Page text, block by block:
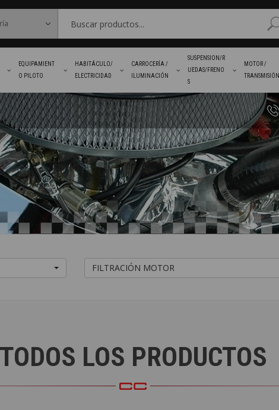
EQUIPAMIENT
O PILOTO
HABITÁCULO/
ELECTRICIDAD
CARROCERÍA /
ILUMINACIÓN
SUSPENSION/R
UEDAS/FRENO
S
MOTOR /
TRANSMISIÓN
FILTRACIÓN MOTOR
TODOS LOS PRODUCTOS
FAVORITOS